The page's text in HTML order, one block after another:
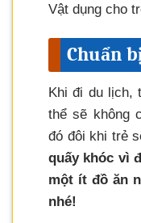
Vật dụng cho
Chuẩn
Khi đi du lịch,
thể sẽ không
đó đôi khi trẻ
quấy khóc vì
một ít đồ ăn
nhé!